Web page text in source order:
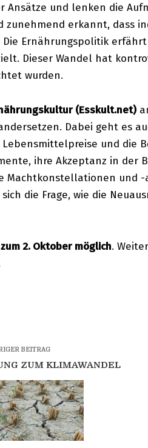
und lenken die
zunehmend erkannt, dass
Ernährungspolitik
Dieser Wandel hat
wurden.
(Esskult.net)
Dabei geht es
und die
ihre Akzeptanz in der
Machtkonstellationen und
die Frage, wie die
2. Oktober möglich.
BEITRAG
ZUM KLIMAWANDEL